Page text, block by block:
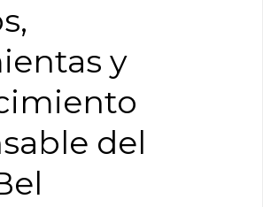
y
del